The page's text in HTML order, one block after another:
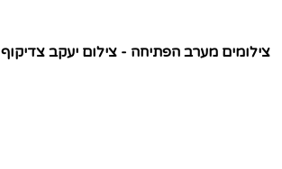
צילומים מערב הפתיחה - צילום יעקב צדיקוף